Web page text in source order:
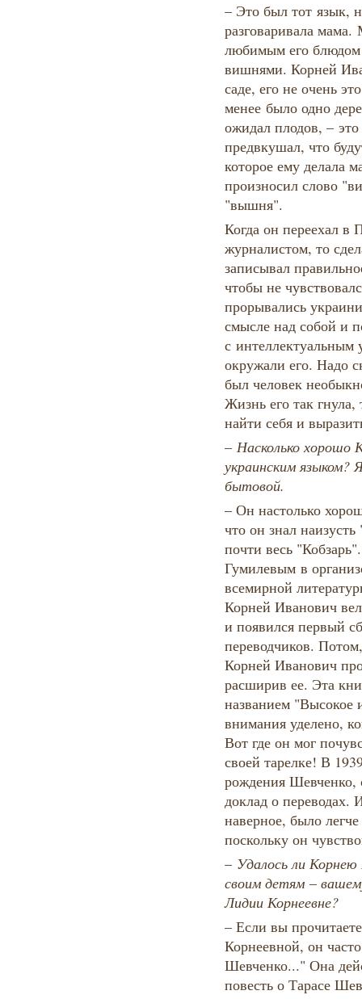
– Это был тот язык,
разговаривала
любимым его блюдом
вишнями. Корней
саде, его не очень
менее было одно
ожидал плодов, –
предвкушал, что
которое ему делала
произносил слово
"вышня".
Когда он переехал в
журналистом, то
записывал
чтобы не
прорывались
смысле над собой и
с интеллектуальным
окружали его. Надо
был человек
Жизнь его так гнула,
найти себя и
–​ Насколько хорошо
украинским языком?
бытовой.
– Он настолько
что он знал
почти весь
Гумилевым в
всемирной
Корней Иванович
и появился первый
переводчиков.
Корней Иванович
расширив ее. Эта
названием "Высокое
внимания уделено,
Вот где он мог
своей тарелке! В
рождения Шевченко,
доклад о
наверное, было
поскольку он
–​ Удалось ли
своим детям – ​
Лидии Корнеевне?
– Если вы
Корнеевной, он
Шевченко..." Она
повесть о Тарасе